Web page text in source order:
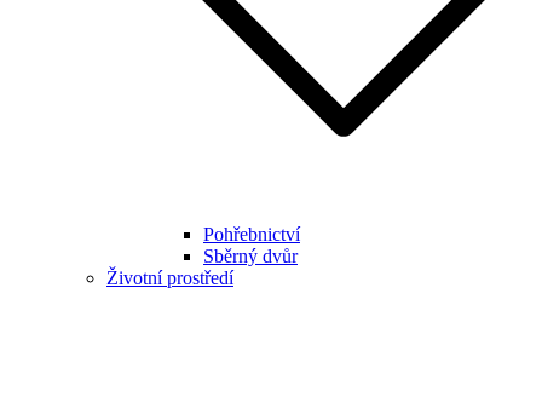
Pohřebnictví
Sběrný dvůr
Životní prostředí